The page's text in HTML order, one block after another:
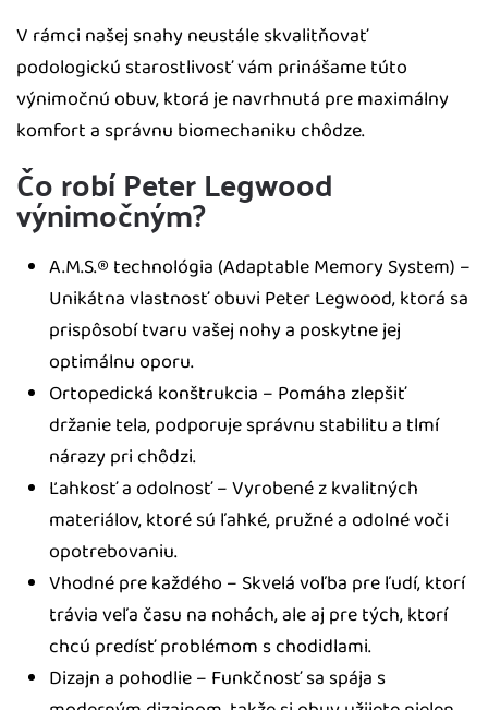
V rámci našej snahy neustále skvalitňovať
podologickú starostlivosť vám prinášame túto
výnimočnú obuv, ktorá je navrhnutá pre maximálny
komfort a správnu biomechaniku chôdze.
Čo robí Peter Legwood
výnimočným?
A.M.S.® technológia (Adaptable Memory System) –
Unikátna vlastnosť obuvi Peter Legwood, ktorá sa
prispôsobí tvaru vašej nohy a poskytne jej
optimálnu oporu.
Ortopedická konštrukcia – Pomáha zlepšiť
držanie tela, podporuje správnu stabilitu a tlmí
nárazy pri chôdzi.
Ľahkosť a odolnosť – Vyrobené z kvalitných
materiálov, ktoré sú ľahké, pružné a odolné voči
opotrebovaniu.
Vhodné pre každého – Skvelá voľba pre ľudí, ktorí
trávia veľa času na nohách, ale aj pre tých, ktorí
chcú predísť problémom s chodidlami.
Dizajn a pohodlie – Funkčnosť sa spája s